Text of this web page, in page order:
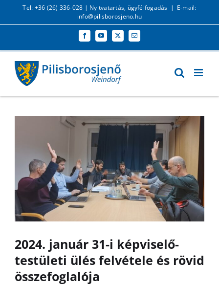
KihagyásTel: +36 (26) 336-028 | Nyitvatartás, ügyfélfogadás | E-mail:
info@pilisborosjeno.hu
FacebookYouTube
X Email:
2024. január 31-i képviselő-
testületi ülés felvétele és rövid
összefoglalója